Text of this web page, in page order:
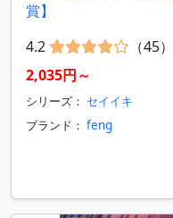
賞】
4.2
（45）
2,035円～
シリーズ： セイイキ
ブランド： feng